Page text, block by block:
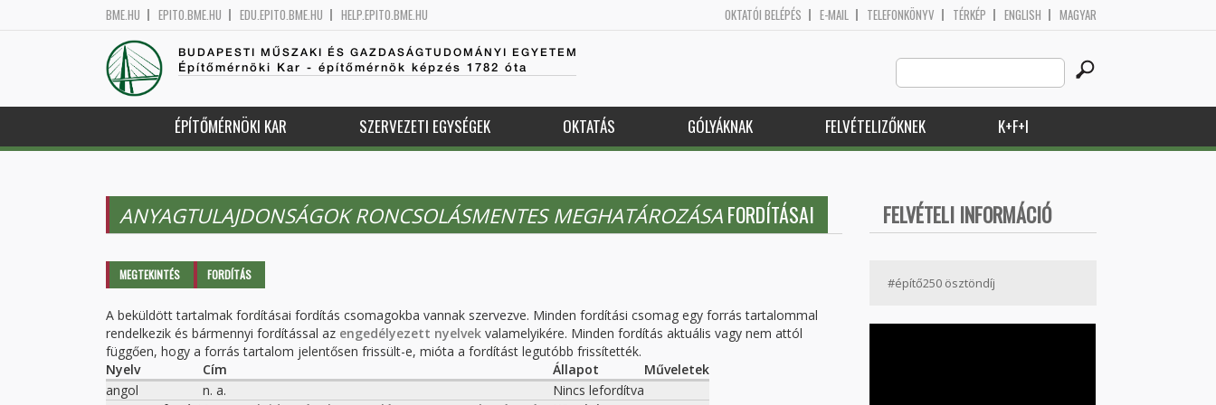
BME.HU EPITO.BME.HU EDU.EPITO.BME.HU HELP.EPITO.BME.HU OKTATÓI BELÉPÉS E-MAIL TELEFONKÖNYV TÉRKÉP ENGLISH MAGYAR
BUDAPESTI MŰSZAKI ÉS GAZDASÁGTUDOMÁNYI EGYETEM
Építőmérnöki Kar - építőmérnök képzés 1782 óta
Search
this
site
ÉPÍTŐMÉRNÖKI KAR SZERVEZETI EGYSÉGEK OKTATÁS GÓLYÁKNAK FELVÉTELIZŐKNEK K+F+I
ANYAGTULAJDONSÁGOK RONCSOLÁSMENTES MEGHATÁROZÁSA FORDÍTÁSAI
Elsődleges fülek
MEGTEKINTÉS FORDÍTÁS
A beküldött tartalmak fordításai fordítás csomagokba vannak szervezve. Minden fordítási csomag egy forrás tartalommal
rendelkezik és bármennyi fordítással az engedélyezett nyelvek valamelyikére. Minden fordítás aktuális vagy nem attól
függően, hogy a forrás tartalom jelentősen frissült-e, mióta a fordítást legutóbb frissítették.
Nyelv
Cím Állapot
Műveletek
angol
n. a.
Nincs lefordítva
FELVÉTELI INFORMÁCIÓ
#építő250 ösztöndíj